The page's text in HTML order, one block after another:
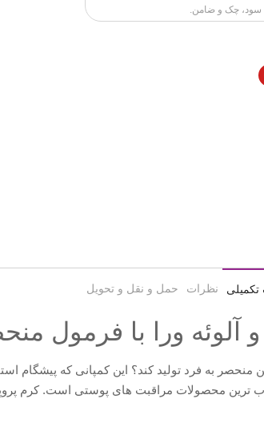
نظرات حمل و نقل و تحویل
ورا با فرمول
به فرد تولید کند؟ این کمپانی که پیشگام
ترین محصولات مراقبت های پوستی است. کرم